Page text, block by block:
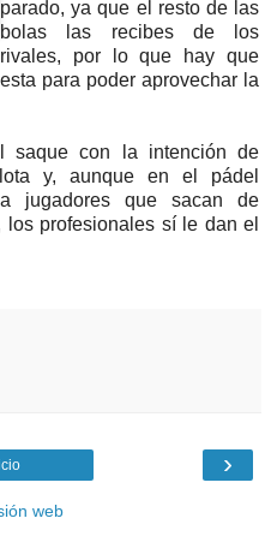
parado, ya que el resto de las
bolas las recibes de los
rivales, por lo que hay que
para poder aprovechar la
saque con la intención de
y, aunque en el pádel
jugadores que sacan de
profesionales sí le dan el
›
web